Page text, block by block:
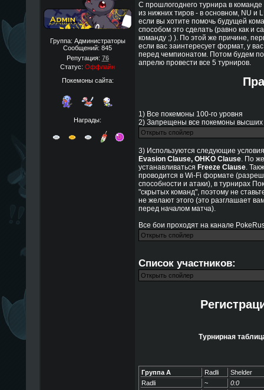
Группа: Администраторы
Сообщений: 845
Репутация: 76
Статус: Оффлайн
Покемоны сайта:
Награды:
С прошлогоднего турнира в
из нижних тиров - в основном, NU и
если вы хотите помочь будущей
способом это сделать (равно как и
команду ;) ). По этой же причине,
если вас заинтересует формат, у
перед чемпионатом. Потом будем
апрелю провести все 5 турниров.
1) Все покемоны 100-го уровня
2) Запрещены все покемоны высших
3) Используются следующие
Evasion Clause, OHKO Clause. По
устанавливаться Freeze Clause.
проводится в Wi-Fi формате
способности и атаки), в турнирах
"скрытых команд", поэтому не
не желают этого (это разглашает
перед началом матча).
Все бои проходят на канале
Список участников:
Турнирная
Группа A Radli
Shelder
Radli
~
0:0